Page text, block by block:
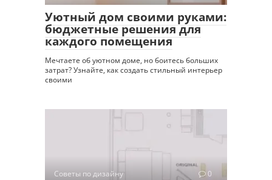
Уютный дом своими руками:
бюджетные решения для
каждого помещения
Мечтаете об уютном доме, но боитесь больших
затрат? Узнайте, как создать стильный интерьер
своими
Советы по дизайну 0